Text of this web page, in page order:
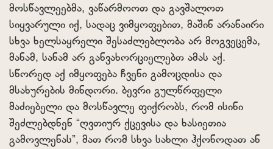
მოსწავლეებმა, ვაწარმოოთ და გავშალოთ
სიყვარული იქ, სადაც ვიმყოფებით, მაშინ არანაირი
სხვა ხელსაყრელი შესაძლებლობა არ მოგვეცემა,
მანამ, სანამ არ განვახორციელებთ ამას აქ.
სწორედ აქ იმყოფება ჩვენი გამოცდისა და
მსახურების მინდორი. ბევრი გულწრფელი
მაძიებელი და მოსწავლე ფიქრობს, რომ ისინი
შეძლებდნენ “ღვთიურ ქცევისა და ხასიეთია
გამოვლენას”, მათ რომ სხვა სახლი ჰქონოდათ ან